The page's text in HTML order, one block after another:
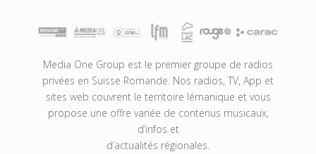
Media One Group est le premier groupe de radios
privées en Suisse Romande. Nos radios, TV, App et
sites web couvrent le territoire lémanique et vous
propose une offre variée de contenus musicaux,
d’infos et
d’actualités régionales.